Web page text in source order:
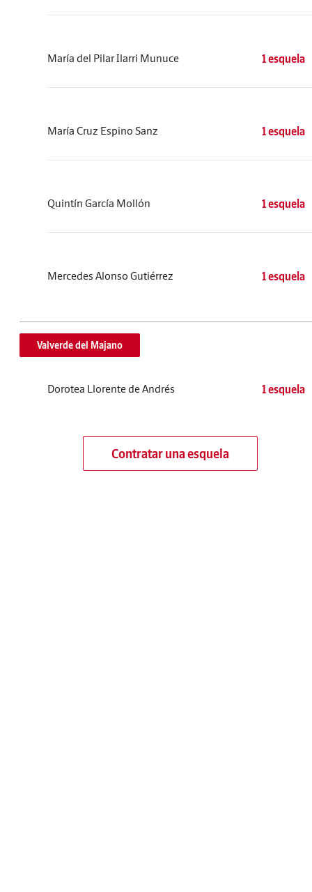
María del Pilar Ilarri Munuce 1 esquela
María Cruz Espino Sanz 1 esquela
Quintín García Mollón 1 esquela
Mercedes Alonso Gutiérrez 1 esquela
Valverde del Majano
Dorotea Llorente de Andrés 1 esquela
Contratar una esquela